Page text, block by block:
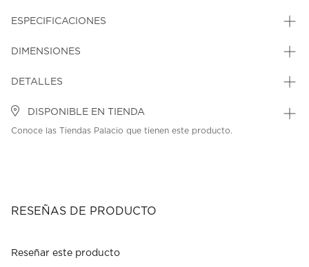
ESPECIFICACIONES
DIMENSIONES
DETALLES
DISPONIBLE EN TIENDA
Conoce las Tiendas Palacio que tienen este producto.
RESEÑAS DE PRODUCTO
Reseñar este producto